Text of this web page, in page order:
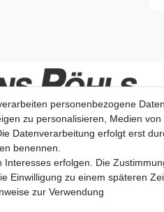
AGB Widerrufs­recht
personenbezogene
zu personalisieren, Medien von
Datenverarbeitung erfolgt erst
benennen.
erfolgen. Die
Einwilligung zu einem späteren
zur Verwendung